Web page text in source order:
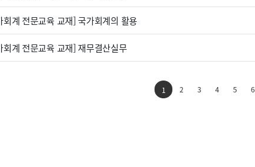
회계 전문교육 교재] 국가회계의 활용
회계 전문교육 교재] 재무결산실무
1 2 3 4 5 6